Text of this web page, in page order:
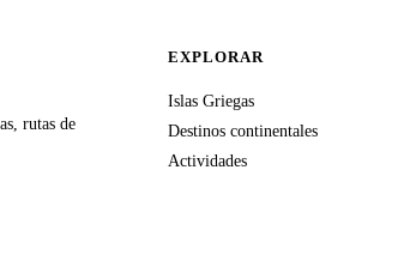
rutas de
EXPLORAR
Islas Griegas
Destinos continentales
Actividades